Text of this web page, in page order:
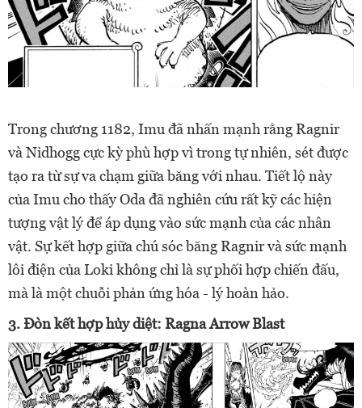
Trong chương 1182, Imu đã nhấn mạnh rằng Ragnir
và Nidhogg cực kỳ phù hợp vì trong tự nhiên, sét được
tạo ra từ sự va chạm giữa băng với nhau. Tiết lộ này
của Imu cho thấy Oda đã nghiên cứu rất kỹ các hiện
tượng vật lý để áp dụng vào sức mạnh của các nhân
vật. Sự kết hợp giữa chú sóc băng Ragnir và sức mạnh
lôi điện của Loki không chỉ là sự phối hợp chiến đấu,
mà là một chuỗi phản ứng hóa - lý hoàn hảo.
3. Đòn kết hợp hủy diệt: Ragna Arrow Blast